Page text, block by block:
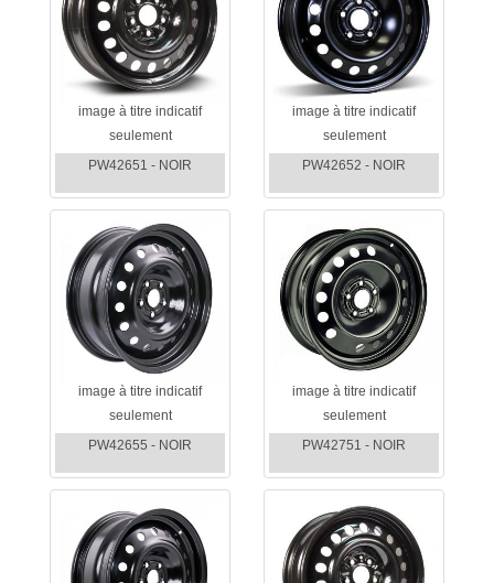
image à titre indicatif
seulement
PW42651 - NOIR
image à titre indicatif
seulement
PW42652 - NOIR
image à titre indicatif
seulement
PW42655 - NOIR
image à titre indicatif
seulement
PW42751 - NOIR